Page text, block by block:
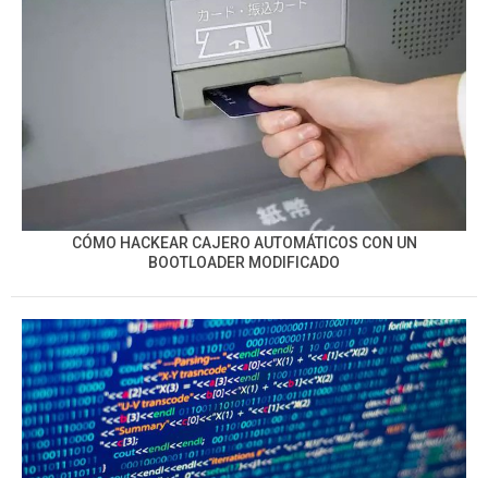
CÓMO HACKEAR CAJERO AUTOMÁTICOS CON UN
BOOTLOADER MODIFICADO